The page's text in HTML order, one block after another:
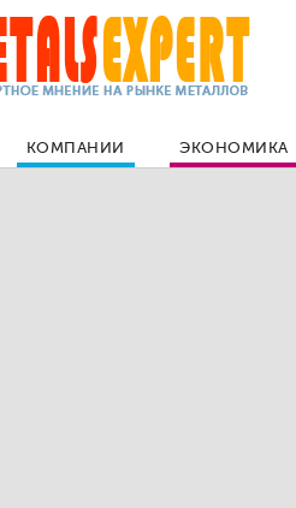
КОМПАНИИ ЭКОНОМИКА